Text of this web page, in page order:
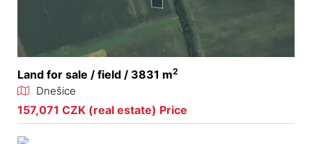
Land for sale / field / 3831 m2
Dnešice
157,071 CZK (real estate) Price